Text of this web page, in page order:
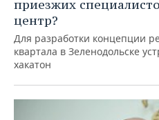
приезжих
центр?
Для разработки концепции
квартала в Зеленодольске
хакатон